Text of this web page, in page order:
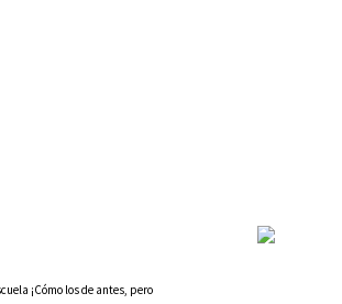
¡Cómo los de antes, pero